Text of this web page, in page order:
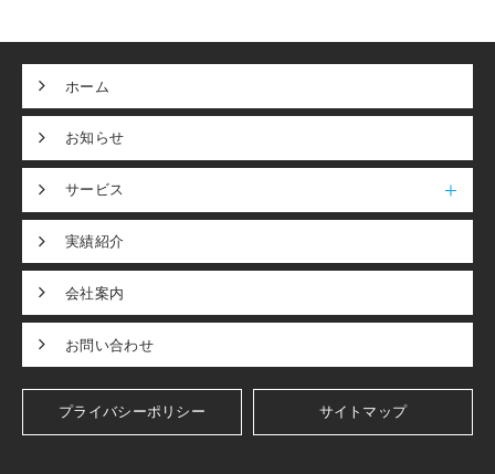
ホーム
お知らせ
サービス
実績紹介
会社案内
お問い合わせ
プライバシーポリシー サイトマップ